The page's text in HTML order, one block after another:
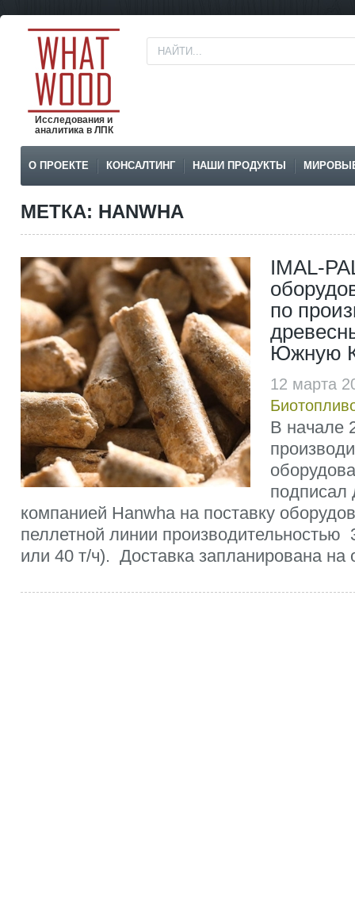
Исследования и
аналитика в ЛПК
О ПРОЕКТЕ КОНСАЛТИНГ НАШИ ПРОДУКТЫ
МЕТКА: HANWHA
IMAL-
по
Южную
12 марта
В начале
подписал
компанией Hanwha на поставку
пеллетной линии производительностью
или 40 т/ч). Доставка запланирована на